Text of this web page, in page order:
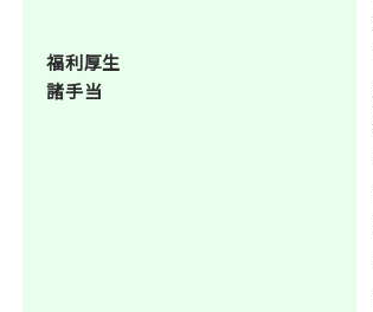
福利厚生
諸手当